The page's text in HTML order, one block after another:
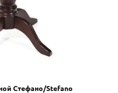
Стефано/Stefano